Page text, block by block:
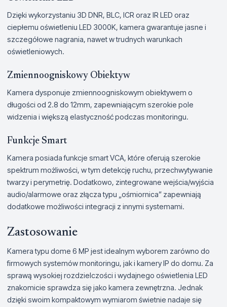
Dzięki wykorzystaniu 3D DNR, BLC, ICR oraz IR LED oraz
ciepłemu oświetleniu LED 3000K, kamera gwarantuje jasne i
szczegółowe nagrania, nawet w trudnych warunkach
oświetleniowych.
Zmiennoogniskowy Obiektyw
Kamera dysponuje zmiennoogniskowym obiektywem o
długości od 2.8 do 12mm, zapewniającym szerokie pole
widzenia i większą elastyczność podczas monitoringu.
Funkcje Smart
Kamera posiada funkcje smart VCA, które oferują szerokie
spektrum możliwości, w tym detekcję ruchu, przechwytywanie
twarzy i perymetrię. Dodatkowo, zintegrowane wejścia/wyjścia
audio/alarmowe oraz złącza typu „ośmiornica” zapewniają
dodatkowe możliwości integracji z innymi systemami.
Zastosowanie
Kamera typu dome 6 MP jest idealnym wyborem zarówno do
firmowych systemów monitoringu, jak i kamery IP do domu. Za
sprawą wysokiej rozdzielczości i wydajnego oświetlenia LED
znakomicie sprawdza się jako kamera zewnętrzna. Jednak
dzięki swoim kompaktowym wymiarom świetnie nadaje się